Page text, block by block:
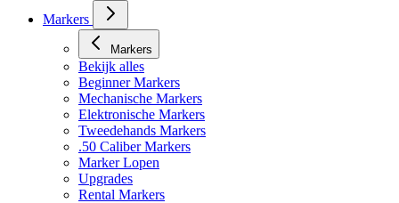
Markers
Markers
Bekijk alles
Beginner Markers
Mechanische Markers
Elektronische Markers
Tweedehands Markers
.50 Caliber Markers
Marker Lopen
Upgrades
Rental Markers